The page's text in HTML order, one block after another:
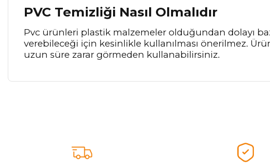
PVC Temizliği Nasıl Olmalıdır
Pvc ürünleri plastik malzemeler olduğundan dolayı
verebileceği için kesinlikle kullanılması önerilmez.
uzun süre zarar görmeden kullanabilirsiniz.
Ürün açıklamasında eksik bilgiler bulunuyor.